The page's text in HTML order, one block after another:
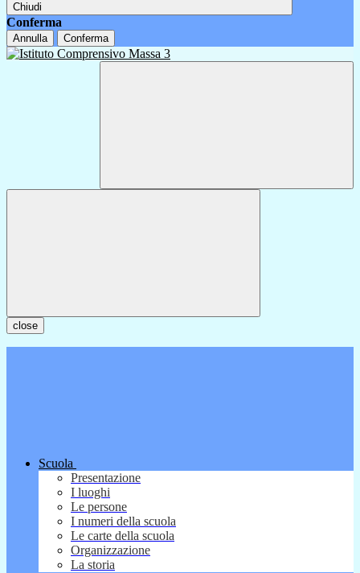
Chiudi
Conferma
Annulla Conferma
close
Scuola
Presentazione
I luoghi
Le persone
I numeri della scuola
Le carte della scuola
Organizzazione
La storia